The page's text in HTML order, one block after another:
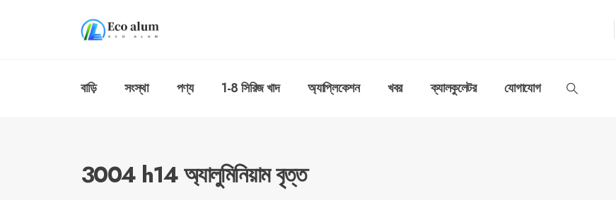
বাড়ি সংস্থা পণ্য 1-8 সিরিজ খাদ অ্যাপ্লিকেশন খবর ক্যালকুলেটর যোগাযোগ
3004 h14 অ্যালুমিনিয়াম বৃত্ত